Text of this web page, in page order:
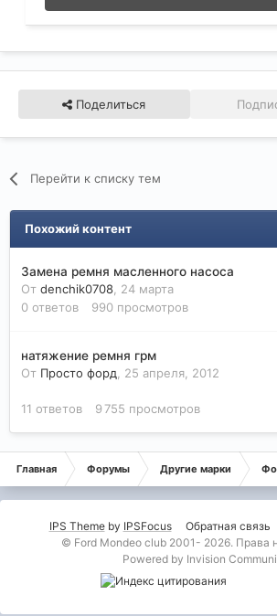
Поделиться
Перейти к списку тем
Похожий контент
Замена ремня масленного насоса
От denchik0708 24 марта
0 ответов 990 просмотров
натяжение ремня грм
От Просто форд 25 апреля, 2012
11 ответов 9 755 просмотров
Главная Форумы Другие марки
IPS Themeby IPSFocus Обратная связь
© Ford Mondeo club 2001- 2026. Права
Powered by Invision